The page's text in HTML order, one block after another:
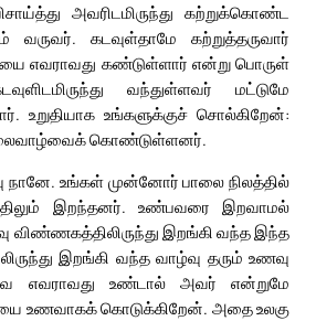
அவரிடமிருந்து கற்றுக்கொண்ட
கடவுள்தாமே கற்றுத்தருவார்
எவராவது கண்டுள்ளார் என்று பொருள்
வந்துள்ளவர் மட்டுமே
உறுதியாக உங்களுக்குச் சொல்கிறேன்:
கொண்டுள்ளனர்.
நானே. உங்கள் முன்னோர் பாலை நிலத்தில்
இறந்தனர். உண்பவரை இறவாமல்
விண்ணகத்திலிருந்து இறங்கி வந்த இந்த
இறங்கி வந்த வாழ்வு தரும் உணவு
எவராவது உண்டால் அவர் என்றுமே
உணவாகக் கொடுக்கிறேன். அதை உலகு